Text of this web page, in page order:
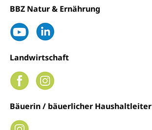
BBZ Natur & Ernährung
Landwirtschaft
Bäuerin / bäuerlicher Haushaltleiter